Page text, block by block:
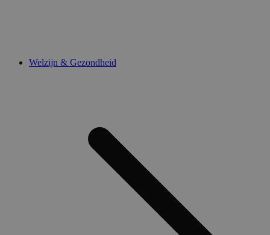
Welzijn & Gezondheid